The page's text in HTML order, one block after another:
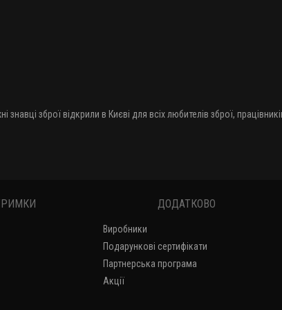
зброї відкрили в Києві для всіх любителів зброї,
ДОДАТКОВО
Виробники
Подарункові сертифікати
Партнерська програма
Акції